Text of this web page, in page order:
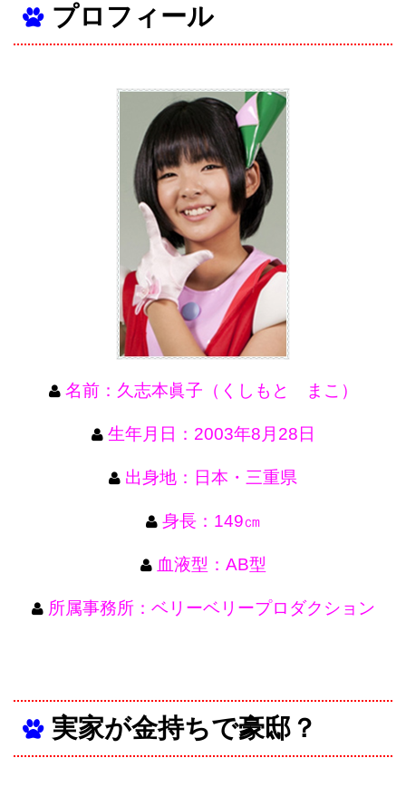
プロフィール
名前：久志本眞子（くしもと まこ）
生年月日：2003年8月28日
出身地：日本・三重県
身長：149㎝
血液型：AB型
所属事務所：ベリーベリープロダクション
実家が金持ちで豪邸？